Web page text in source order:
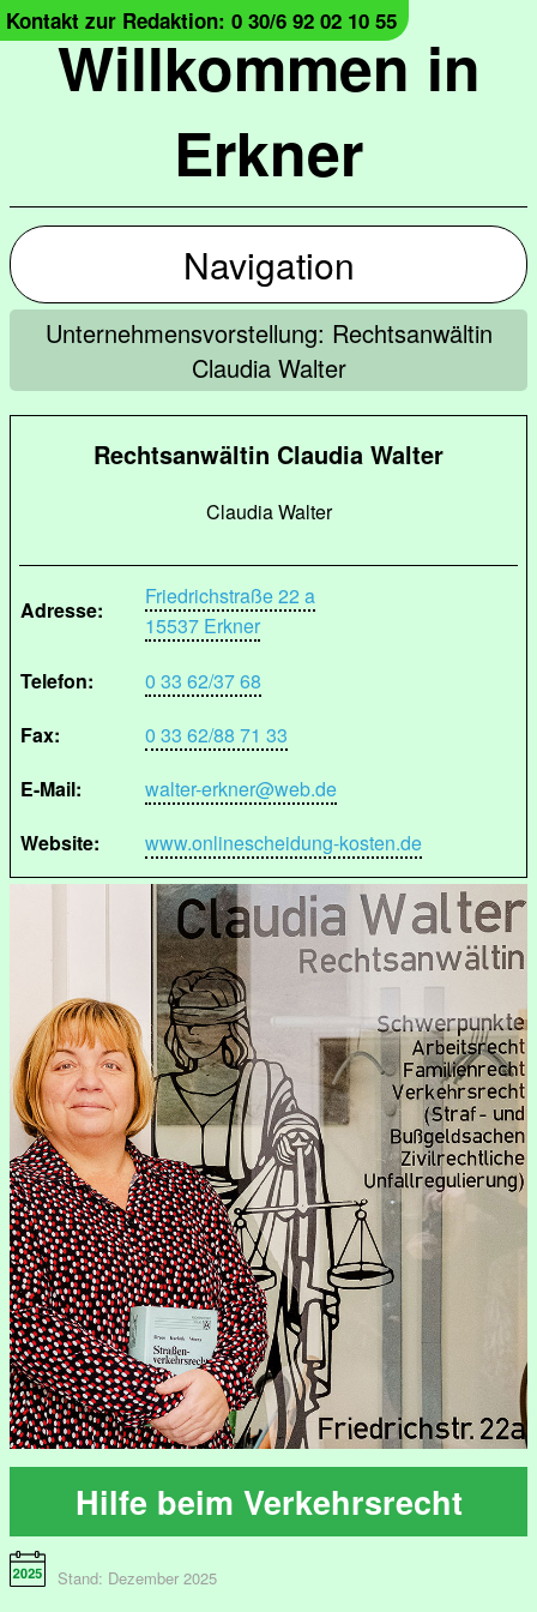
Willkommen in
Erkner
Kontakt zur Redaktion: 0 30/6 92 02 10 55
Navigation
Unternehmensvorstellung: Rechtsanwältin
Claudia Walter
Rechtsanwältin Claudia Walter
Claudia Walter
Adresse:
Friedrichstraße 22 a
15537 Erkner
Telefon:
0 33 62/37 68
Fax:
0 33 62/88 71 33
E-Mail:
walter-erkner@web.de
Website:
www.onlinescheidung-kosten.de
Hilfe beim Verkehrsrecht
Stand: Dezember 2025